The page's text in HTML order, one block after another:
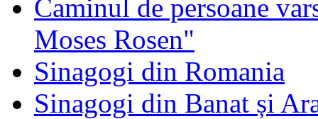
Caminul de persoane
Moses Rosen"
Sinagogi din Romania
Sinagogi din Banat și